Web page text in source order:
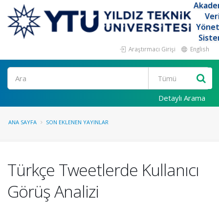
Araştırmacı Girişi English
Ara
Detaylı Arama
ANA SAYFA SON EKLENEN YAYINLAR
Türkçe Tweetlerde Kullanıcı
Görüş Analizi